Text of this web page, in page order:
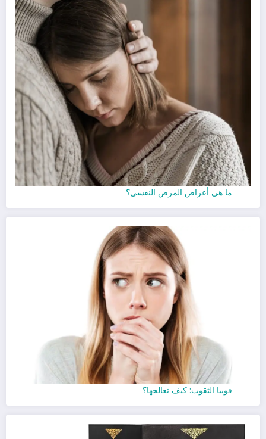
ما هي أعراض المرض النفسي؟
فوبيا الثقوب: كيف تعالجها؟